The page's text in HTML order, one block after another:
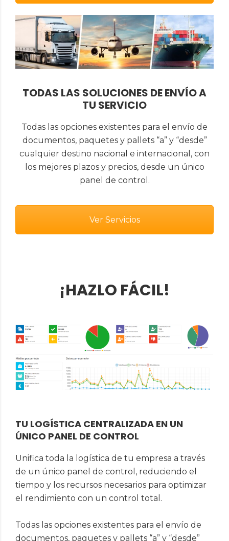
TODAS LAS SOLUCIONES DE ENVÍO A
TU SERVICIO
Todas las opciones existentes para el envío de
documentos, paquetes y pallets “a” y “desde”
cualquier destino nacional e internacional, con
los mejores plazos y precios, desde un único
panel de control.
Ver Servicios
¡HAZLO FÁCIL!
TU LOGÍSTICA CENTRALIZADA EN UN
ÚNICO PANEL DE CONTROL
Unifica toda la logística de tu empresa a través
de un único panel de control, reduciendo el
tiempo y los recursos necesarios para optimizar
el rendimiento con un control total.
Todas las opciones existentes para el envío de
documentos, paquetes y pallets “a” y “desde”